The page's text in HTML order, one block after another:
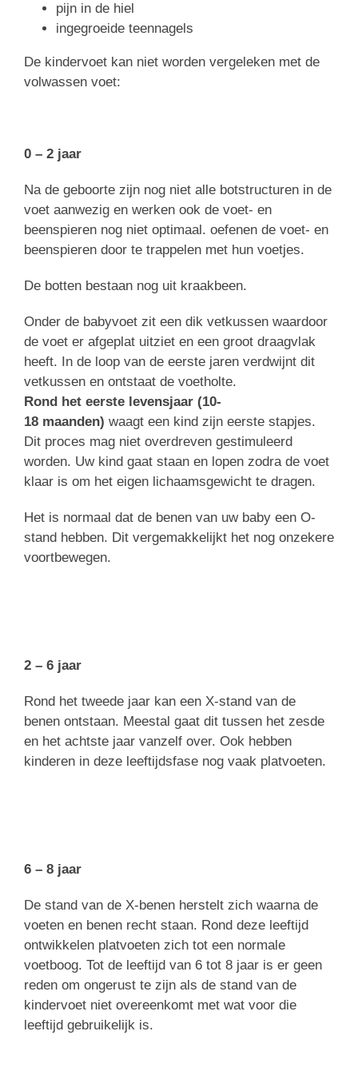
pijn in de hiel
ingegroeide teennagels
De kindervoet kan niet worden vergeleken met de
volwassen voet:
0 – 2 jaar
Na de geboorte zijn nog niet alle botstructuren in de
voet aanwezig en werken ook de voet- en
beenspieren nog niet optimaal. oefenen de voet- en
beenspieren door te trappelen met hun voetjes.
De botten bestaan nog uit kraakbeen.
Onder de babyvoet zit een dik vetkussen waardoor
de voet er afgeplat uitziet en een groot draagvlak
heeft. In de loop van de eerste jaren verdwijnt dit
vetkussen en ontstaat de voetholte.
Rond het eerste levensjaar (10-
18 maanden) waagt een kind zijn eerste stapjes.
Dit proces mag niet overdreven gestimuleerd
worden. Uw kind gaat staan en lopen zodra de voet
klaar is om het eigen lichaamsgewicht te dragen.
Het is normaal dat de benen van uw baby een O-
stand hebben. Dit vergemakkelijkt het nog onzekere
voortbewegen.
2 – 6 jaar
Rond het tweede jaar kan een X-stand van de
benen ontstaan. Meestal gaat dit tussen het zesde
en het achtste jaar vanzelf over. Ook hebben
kinderen in deze leeftijdsfase nog vaak platvoeten.
6 – 8 jaar
De stand van de X-benen herstelt zich waarna de
voeten en benen recht staan. Rond deze leeftijd
ontwikkelen platvoeten zich tot een normale
voetboog. Tot de leeftijd van 6 tot 8 jaar is er geen
reden om ongerust te zijn als de stand van de
kindervoet niet overeenkomt met wat voor die
leeftijd gebruikelijk is.